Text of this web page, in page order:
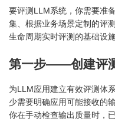
要评测LLM系统，你需要准
集、根据业务场景定制的评
生命周期实时评测的基础设施
第一步——创建评
为LLM应用建立有效评测体
少需要明确应用可能接收的
你在手动检查输出质量时，